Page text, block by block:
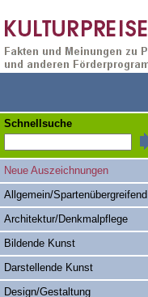
Schnellsuche
Neue Auszeichnungen
Allgemein/Spartenübergreifend
Architektur/Denkmalpflege
Bildende Kunst
Darstellende Kunst
Design/Gestaltung